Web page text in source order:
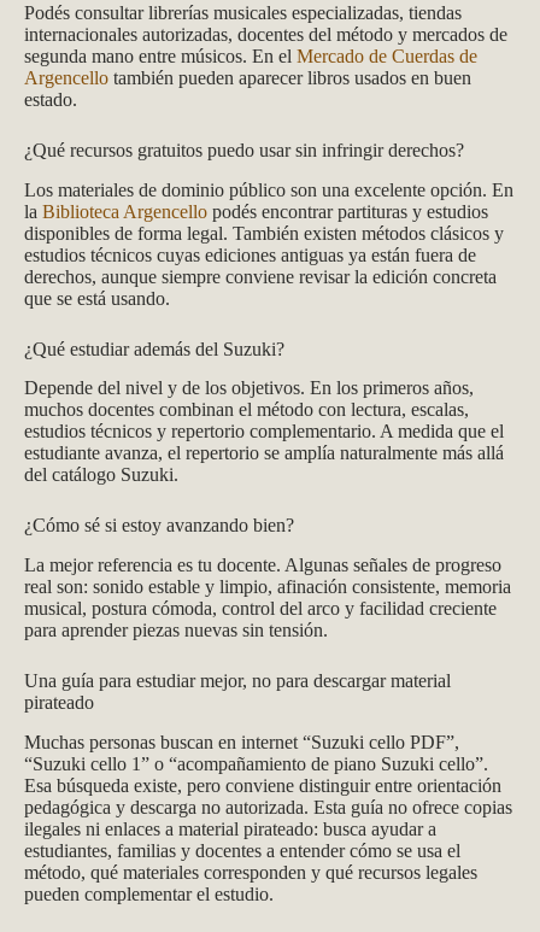
Podés consultar librerías musicales especializadas, tiendas
internacionales autorizadas, docentes del método y mercados de
segunda mano entre músicos. En el Mercado de Cuerdas de
Argencello también pueden aparecer libros usados en buen
estado.
¿Qué recursos gratuitos puedo usar sin infringir derechos?
Los materiales de dominio público son una excelente opción. En
la Biblioteca Argencello podés encontrar partituras y estudios
disponibles de forma legal. También existen métodos clásicos y
estudios técnicos cuyas ediciones antiguas ya están fuera de
derechos, aunque siempre conviene revisar la edición concreta
que se está usando.
¿Qué estudiar además del Suzuki?
Depende del nivel y de los objetivos. En los primeros años,
muchos docentes combinan el método con lectura, escalas,
estudios técnicos y repertorio complementario. A medida que el
estudiante avanza, el repertorio se amplía naturalmente más allá
del catálogo Suzuki.
¿Cómo sé si estoy avanzando bien?
La mejor referencia es tu docente. Algunas señales de progreso
real son: sonido estable y limpio, afinación consistente, memoria
musical, postura cómoda, control del arco y facilidad creciente
para aprender piezas nuevas sin tensión.
Una guía para estudiar mejor, no para descargar material
pirateado
Muchas personas buscan en internet “Suzuki cello PDF”,
“Suzuki cello 1” o “acompañamiento de piano Suzuki cello”.
Esa búsqueda existe, pero conviene distinguir entre orientación
pedagógica y descarga no autorizada. Esta guía no ofrece copias
ilegales ni enlaces a material pirateado: busca ayudar a
estudiantes, familias y docentes a entender cómo se usa el
método, qué materiales corresponden y qué recursos legales
pueden complementar el estudio.